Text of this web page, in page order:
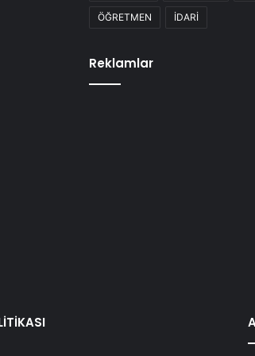
ÖĞRETMEN İDARİ
Reklamlar